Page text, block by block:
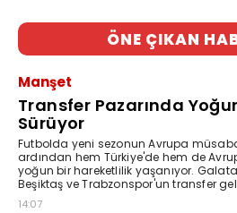
ÖNE ÇIKAN
Manşet
Transfer Pazarında
Sürüyor
Futbolda yeni sezonun Avrupa
ardından hem Türkiye'de hem de
yoğun bir hareketlilik yaşanıyor.
Beşiktaş ve Trabzonspor'un transfer
14:07